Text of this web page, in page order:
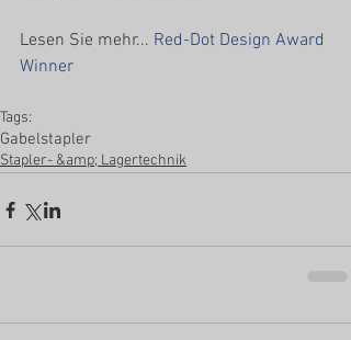
Lesen Sie mehr... Red-Dot Design Award
Winner
Tags:
Gabelstapler
Stapler- &amp; Lagertechnik